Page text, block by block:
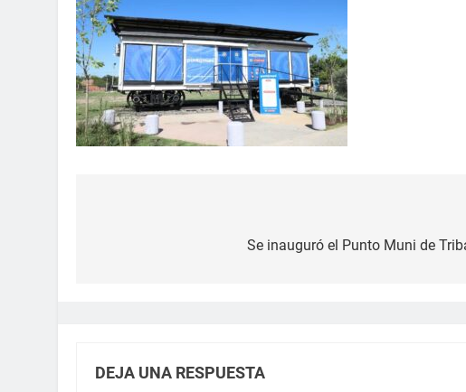
Se inauguró el Punto Muni de
DEJA UNA RESPUESTA